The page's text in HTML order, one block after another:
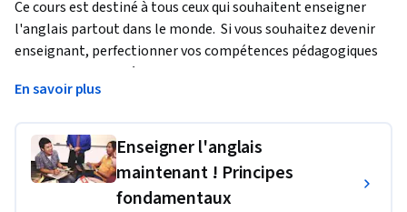
Ce cours est destiné à tous ceux qui souhaitent enseigner
l'anglais partout dans le monde.  Si vous souhaitez devenir
enseignant, perfectionner vos compétences pédagogiques
ou ajouter un titre à votre CV, ce cours est fait pour vous !
Obtenez la certification d'une université de renommée
Projet d'apprentissage appliqué
Tout au long de ce Professional Certificates, les apprenants
En savoir plus
Enseigner l'anglais
maintenant ! Principes
fondamentaux